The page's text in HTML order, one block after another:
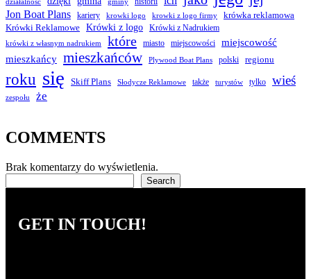
Jon Boat Plans kariery krowki logo krowki z logo firmy krówka reklamowa
Krówki Reklamowe Krówki z logo Krówki z Nadrukiem
krówki z własnym nadrukiem które miasto miejscowości miejscowość
mieszkańcy mieszkańców Plywood Boat Plans polski regionu
roku się Skiff Plans Słodycze Reklamowe także turystów tylko wieś
zespołu że
COMMENTS
Brak komentarzy do wyświetlenia.
Search
GET IN TOUCH!